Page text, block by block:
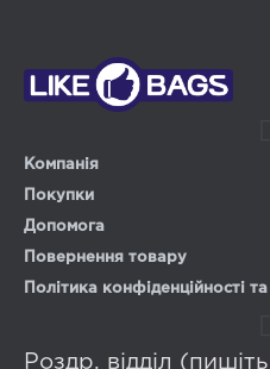
Компанія
Покупки
Допомога
Повернення товару
Політика конфіденційності
Роздр. відділ